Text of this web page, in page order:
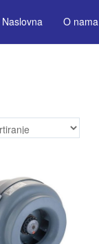
Naslovna O nama